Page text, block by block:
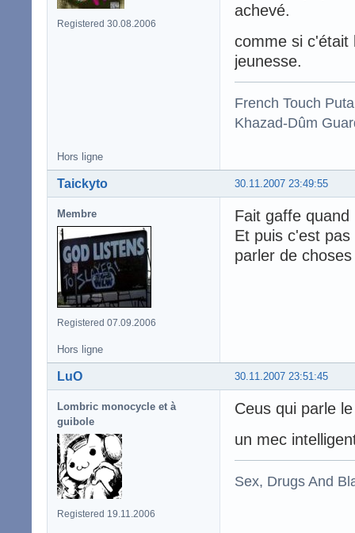
Registered 30.08.2006
achevé.
comme si c'était
jeunesse.
French Touch
Khazad-Dûm
Hors ligne
30.11.2007 23:49:55
Taickyto
Membre
Registered 07.09.2006
Fait gaffe
Et puis c'est
parler de
Hors ligne
30.11.2007 23:51:45
LuO
Lombric monocycle et à
guibole
Registered 19.11.2006
Ceus qui parle
un mec
Sex, Drugs And